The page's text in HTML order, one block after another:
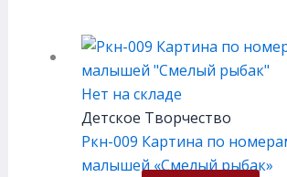
Нет на складе
Детское Творчество
Ркн-009 Картина по
малышей «Смелый рыбак»